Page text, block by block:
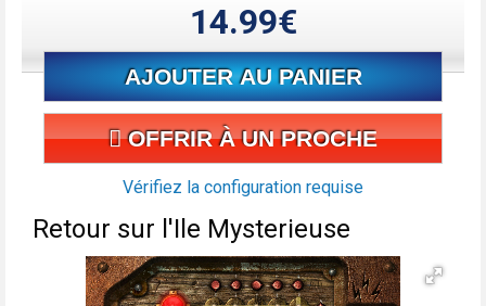
14.99€
AJOUTER AU PANIER
OFFRIR À UN PROCHE
Vérifiez la configuration requise
Retour sur l'Ile Mysterieuse